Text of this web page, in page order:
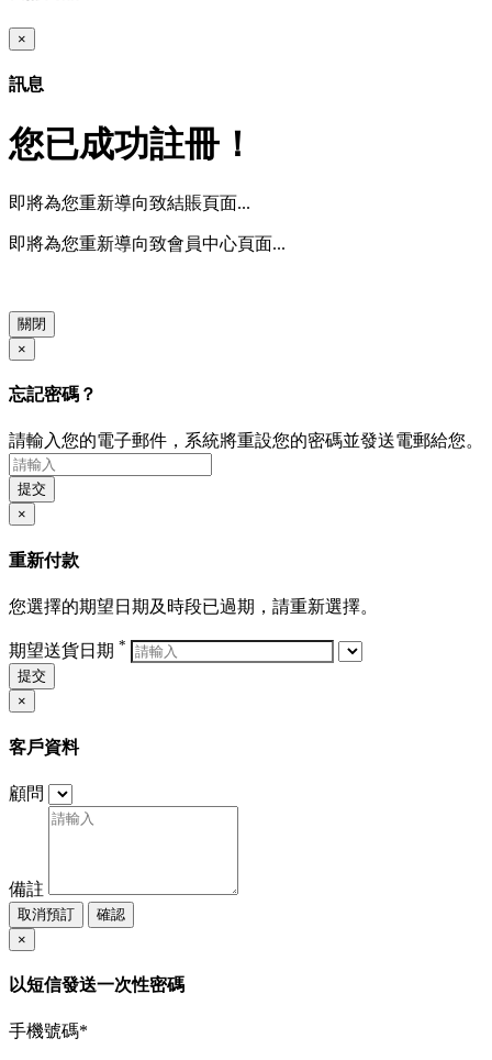
×
訊息
您已成功註冊！
即將為您重新導向致結賬頁面...
即將為您重新導向致會員中心頁面...
關閉
×
忘記密碼？
請輸入您的電子郵件，系統將重設您的密碼並發送電郵給您。
提交
×
重新付款
您選擇的期望日期及時段已過期，請重新選擇。
期望送貨日期 *
提交
×
客戶資料
顧問
備註
取消預訂
確認
×
以短信發送一次性密碼
手機號碼*